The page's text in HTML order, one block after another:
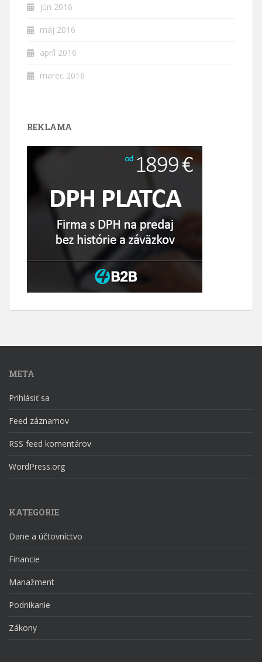
jún 2016
máj 2016
apríl 2016
marec 2016
REKLAMA
META
Prihlásiť sa
Feed záznamov
RSS feed komentárov
WordPress.org
KATEGÓRIE
Dane a účtovníctvo
Financie
Manažment
Podnikanie
Zákony